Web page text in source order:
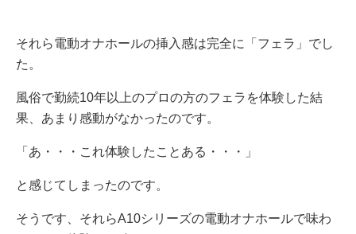
それら電動オナホールの挿入感は完全に「フェラ」でし
た。
風俗で勤続10年以上のプロの方のフェラを体験した結
果、あまり感動がなかったのです。
「あ・・・これ体験したことある・・・」
と感じてしまったのです。
そうです、それらA10シリーズの電動オナホールで味わ